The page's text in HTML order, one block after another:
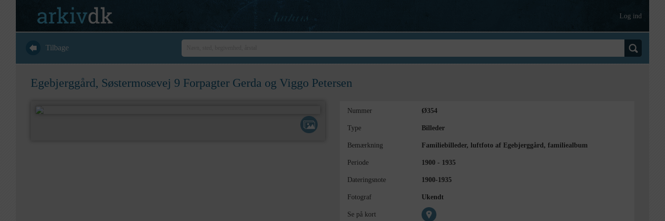
Log ind
Tilbage
Egebjerggård, Søstermosevej 9 Forpagter Gerda og Viggo Petersen
Nummer Ø354
Type Billeder
Bemærkning Familiebilleder, luftfoto af Egebjerggård, familiealbum
Periode 1900 - 1935
Dateringsnote 1900-1935
Fotograf Ukendt
Se på kort